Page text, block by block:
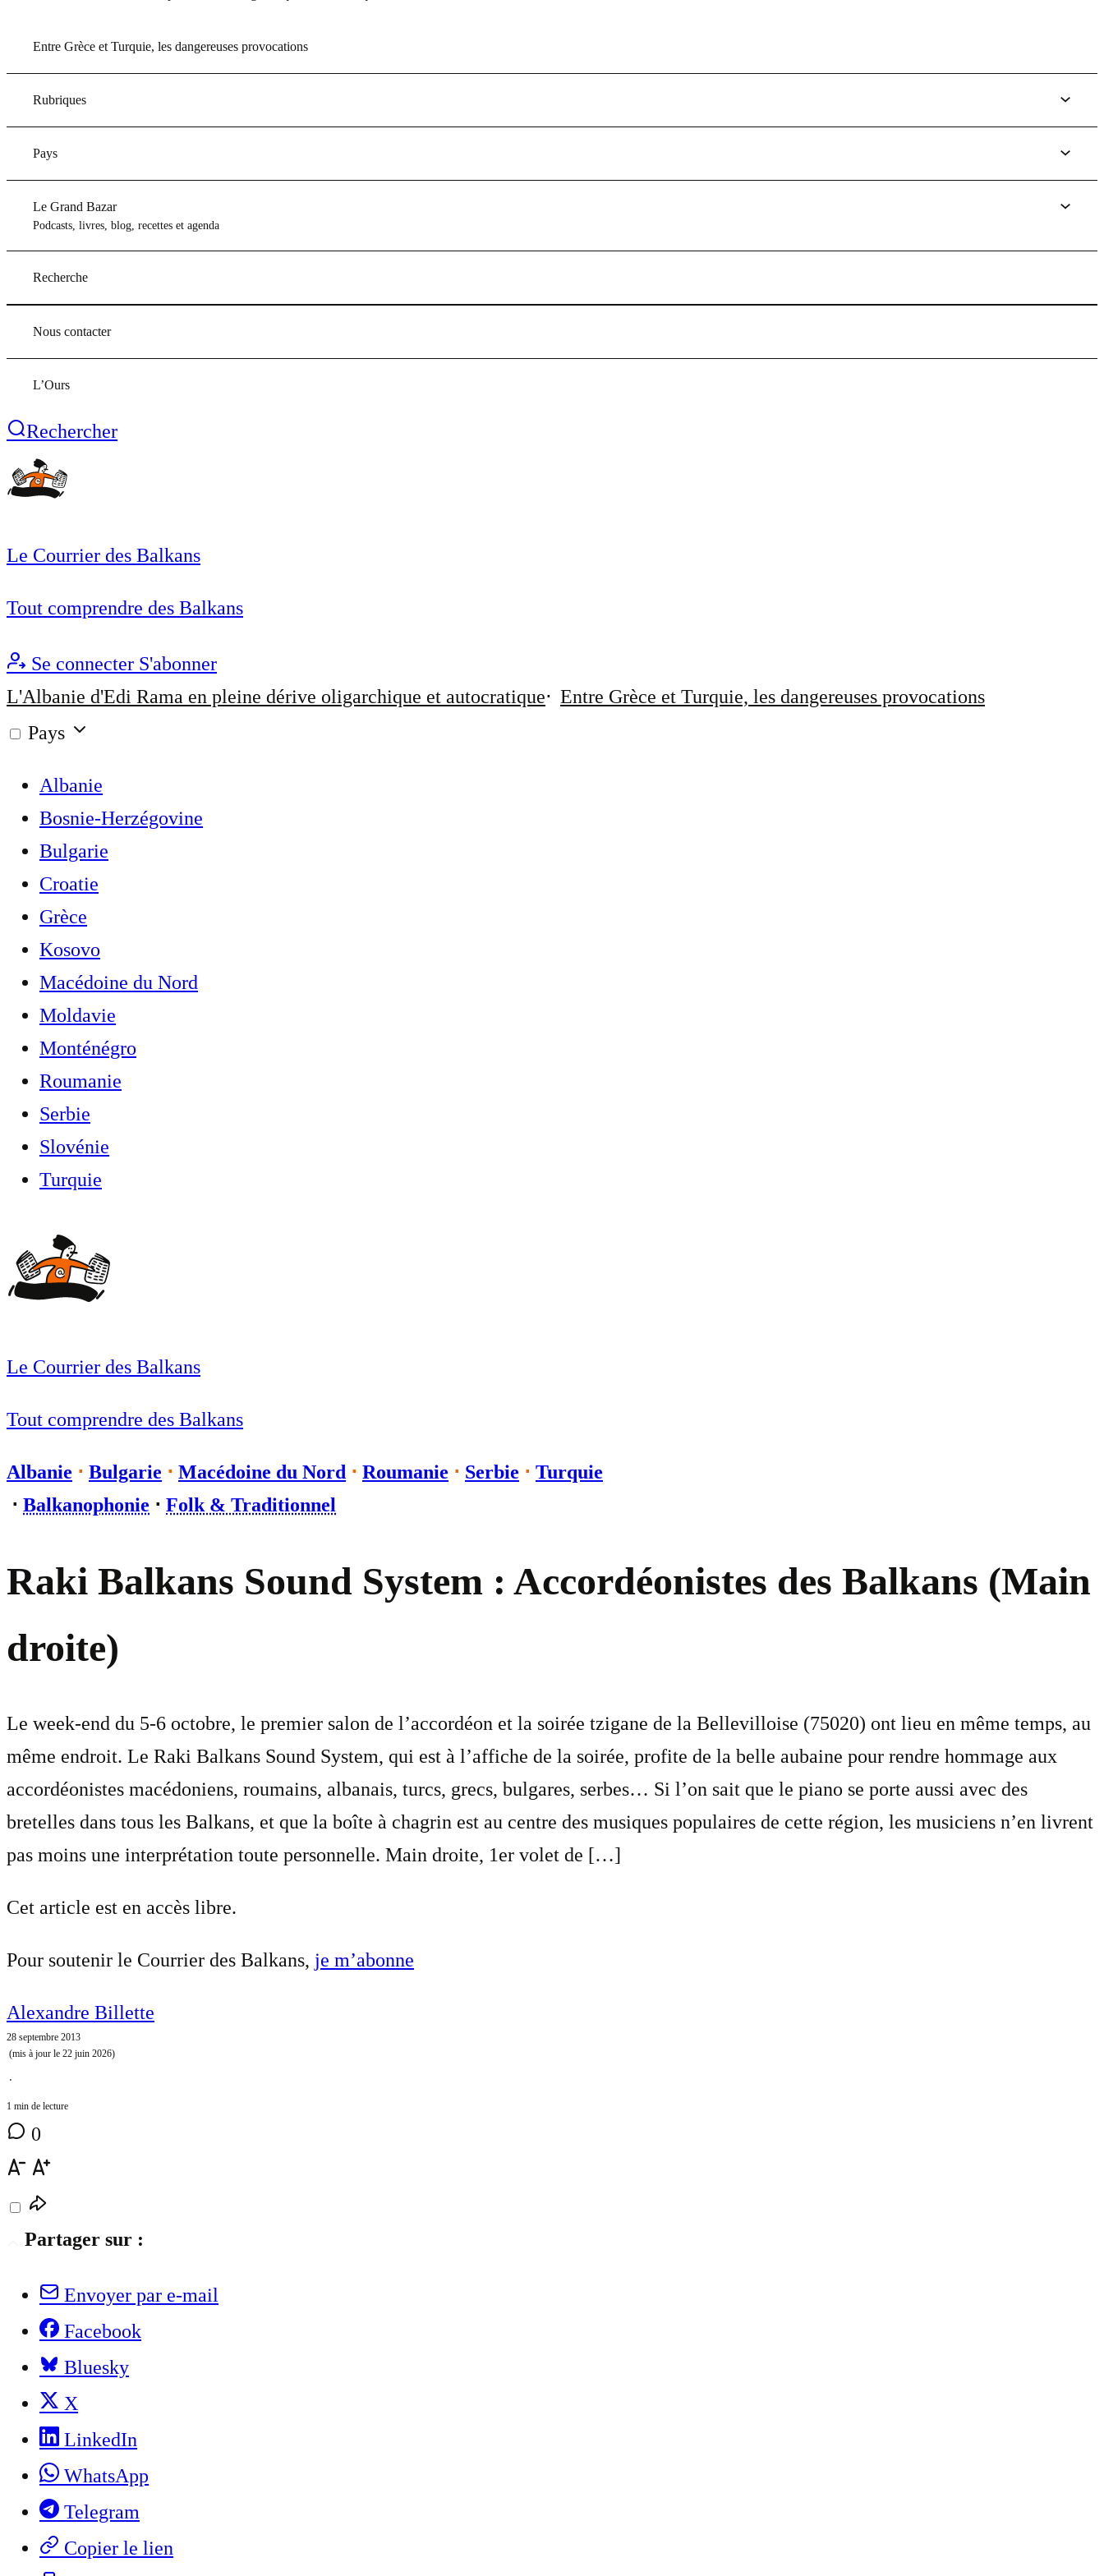
Entre Grèce et Turquie, les dangereuses provocations
Rubriques
Pays
Le Grand Bazar
Podcasts, livres, blog, recettes et agenda
Recherche
Nous contacter
L’Ours
Rechercher
Le Courrier des Balkans
Tout comprendre des Balkans
Se connecter S'abonner
L'Albanie d'Edi Rama en pleine dérive oligarchique et autocratique
Entre Grèce et Turquie, les dangereuses provocations
Pays
Albanie
Bosnie-Herzégovine
Bulgarie
Croatie
Grèce
Kosovo
Macédoine du Nord
Moldavie
Monténégro
Roumanie
Serbie
Slovénie
Turquie
Le Courrier des Balkans
Tout comprendre des Balkans
Albanie ⋅ Bulgarie ⋅ Macédoine du Nord ⋅ Roumanie ⋅ Serbie ⋅ Turquie
⋅ Balkanophonie ⋅ Folk & Traditionnel
Raki Balkans Sound System : Accordéonistes des Balkans (Main
droite)
Le week-end du 5-6 octobre, le premier salon de l’accordéon et la soirée tzigane de la Bellevilloise (75020) ont lieu en même temps, au
même endroit. Le Raki Balkans Sound System, qui est à l’affiche de la soirée, profite de la belle aubaine pour rendre hommage aux
accordéonistes macédoniens, roumains, albanais, turcs, grecs, bulgares, serbes… Si l’on sait que le piano se porte aussi avec des
bretelles dans tous les Balkans, et que la boîte à chagrin est au centre des musiques populaires de cette région, les musiciens n’en livrent
pas moins une interprétation toute personnelle. Main droite, 1er volet de […]
Cet article est en accès libre.
Pour soutenir le Courrier des Balkans, je m’abonne
Alexandre Billette
28 septembre 2013
(mis à jour le 22 juin 2026)
⋅
1 min de lecture
0
Partager sur :
Envoyer par e-mail
Facebook
Bluesky
X
LinkedIn
WhatsApp
Telegram
Copier le lien